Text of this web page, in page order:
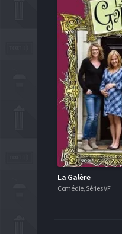
La Galère
Comédie, Séries VF